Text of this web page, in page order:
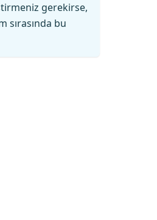
gerekirse,
sırasında bu